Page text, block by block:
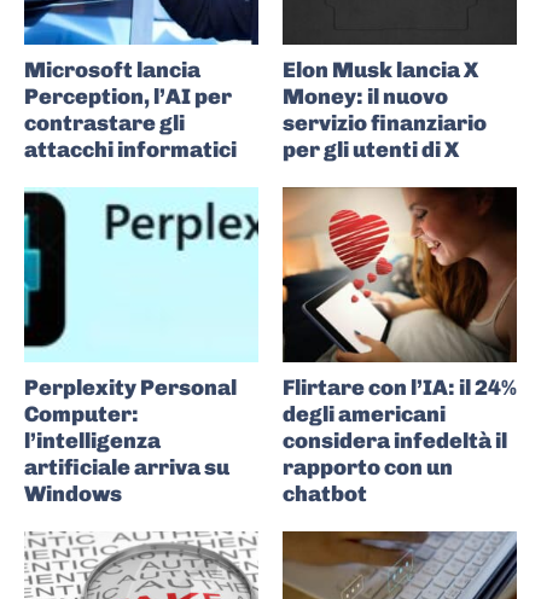
Microsoft lancia
Perception, l’AI per
contrastare gli
attacchi informatici
Elon Musk lancia X
Money: il nuovo
servizio finanziario
per gli utenti di X
Perplexity Personal
Computer:
l’intelligenza
artificiale arriva su
Windows
Flirtare con l’IA: il 24%
degli americani
considera infedeltà il
rapporto con un
chatbot